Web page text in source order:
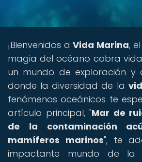
¡Bienvenidos aVida Marina,
magia del océano cobra
un mundo de exploración y
donde la diversidad de la
fenómenos oceánicos te
artículo principal, "Mar de
de la contaminación
mamíferos marinos", te
impactante mundo de la